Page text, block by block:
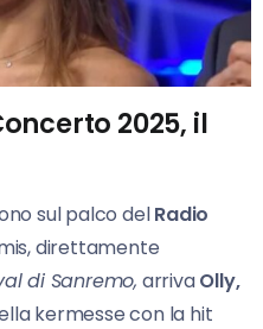
2025, il
sul palco delRadio
direttamente
di Sanremo, arrivaOlly,
kermesse con la hit